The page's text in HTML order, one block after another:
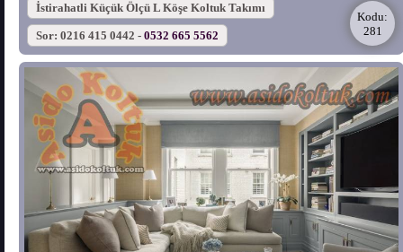
İstirahatli Küçük Ölçü L Köşe Koltuk Takımı
Kodu:
281
Sor: 0216 415 0442 - 0532 665 5562